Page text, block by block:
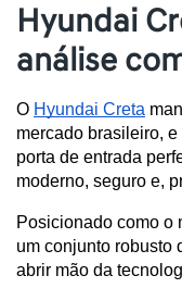
Hyundai
análise
O Hyundai Creta
mercado brasileiro,
porta de entrada
moderno, seguro e,
Posicionado como o
um conjunto robusto
abrir mão da